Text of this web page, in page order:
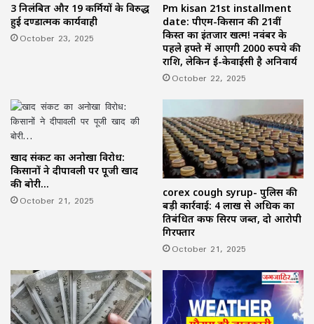
3 निलंबित और 19 कर्मियों के विरुद्ध
हुई दण्डात्मक कार्यवाही
October 23, 2025
Pm kisan 21st installment
date: पीएम-किसान की 21वीं
किस्त का इंतजार खत्म! नवंबर के
पहले हफ्ते में आएगी 2000 रुपये की
राशि, लेकिन ई-केवाईसी है अनिवार्य
October 22, 2025
खाद संकट का अनोखा विरोध:
किसानों ने दीपावली पर पूजी खाद
की बोरी…
October 21, 2025
corex cough syrup- पुलिस की
बड़ी कार्रवाई: 4 लाख से अधिक का
प्रतिबंधित कफ सिरप जब्त, दो आरोपी
गिरफ्तार
October 21, 2025